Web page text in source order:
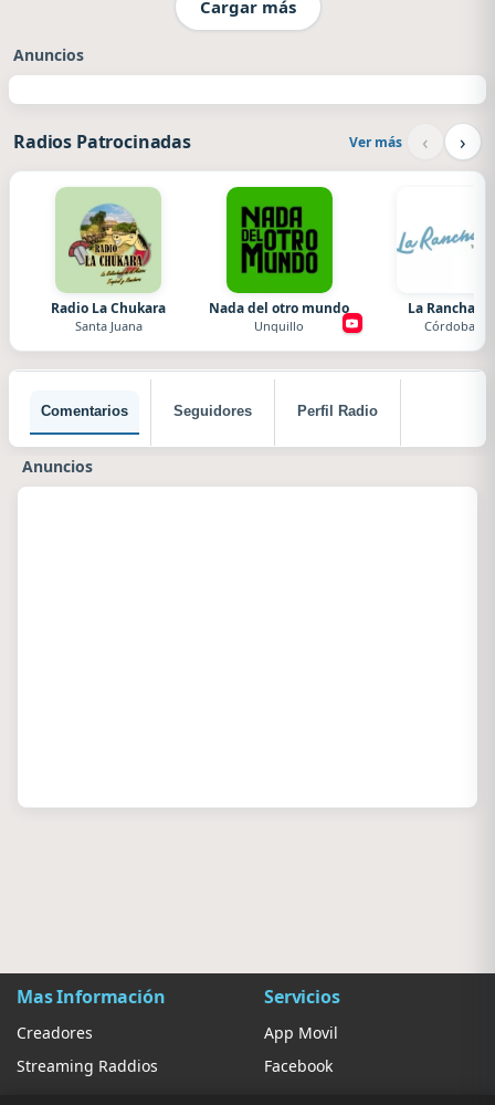
Cargar más
Anuncios
Radios Patrocinadas Ver más ‹ ›
Radio La Chukara
Santa Juana
Nada del otro mundo
Unquillo
La Ranchada
Córdoba
Comentarios Seguidores Perfil Radio
Anuncios
Mas Información
Creadores
Streaming Raddios
Servicios
App Movil
Facebook